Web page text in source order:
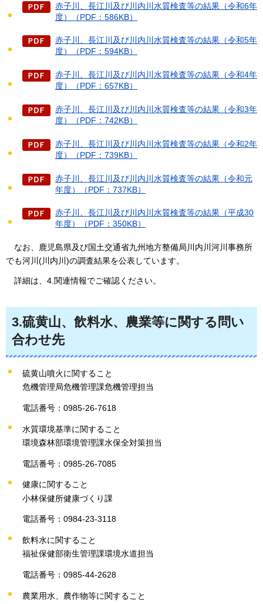
赤子川、長江川及び川内川水質検査等の結果（令和6年
度）（PDF：586KB）
赤子川、長江川及び川内川水質検査等の結果（令和5年
度）（PDF：594KB）
赤子川、長江川及び川内川水質検査等の結果（令和4年
度）（PDF：657KB）
赤子川、長江川及び川内川水質検査等の結果（令和3年
度）（PDF：742KB）
赤子川、長江川及び川内川水質検査等の結果（令和2年
度）（PDF：739KB）
赤子川、長江川及び川内川水質検査等の結果（令和元
年度）（PDF：737KB）
赤子川、長江川及び川内川水質検査等の結果（平成30
年度）（PDF：350KB）
なお、
鹿児島県及び国土交通省九州地方整備局川内川河川事務所
でも河川(川内川)の調査結果を公表しています。
詳細は、4.関連情報でご確認ください。
3.硫黄山、飲料水、農業等に関する問い
合わせ先
硫黄山噴火に関すること
危機管理局危機管理課危機管理担当
電話番号：0985-26-7618
水質環境基準に関すること
環境森林部環境管理課水保全対策担当
電話番号：0985-26-7085
健康に関すること
小林保健所健康づくり課
電話番号：0984-23-3118
飲料水に関すること
福祉保健部衛生管理課環境水道担当
電話番号：0985-44-2628
農業用水、農作物等に関すること